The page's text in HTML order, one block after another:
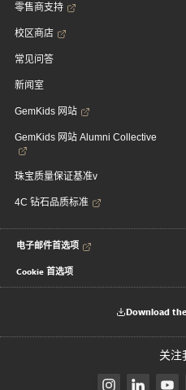
零售商支持
校区商店
常见问答
新闻室
GemKids 网站
GemKids 网站 Alumni Collective
珠宝质量保证基准v
4C 钻石品质标准
电子邮件首选项
Cookie 首选项
Download
关注